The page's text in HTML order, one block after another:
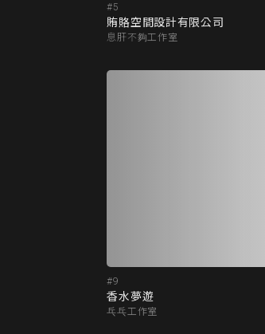
#5
賄賂空間設計有限公司
息肝不夠工作室
#9
香水夢遊
乓乓工作室